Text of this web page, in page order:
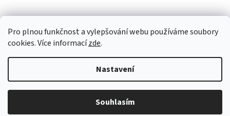
Pro plnou funkčnost a vylepšování webu používáme soubory
cookies. Více informacízde.
Nastavení
Souhlasím
Z důvodu zvýšeného množství objednávek může být dodací doba 3-5
á
Copyright 2026Whitemarket.cz. Všechna práva vyhrazena.Upravit
nastavení cookies